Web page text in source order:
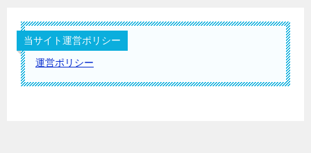
当サイト運営ポリシー
運営ポリシー